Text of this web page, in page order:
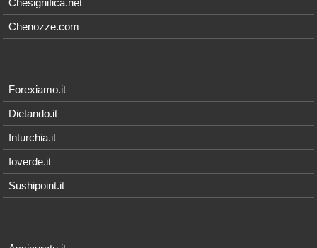
Chenozze.com
Forexiamo.it
Dietando.it
Inturchia.it
Ioverde.it
Sushipoint.it